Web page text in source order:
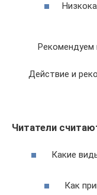
Рекомендуем
Действие и
Читатели
Какие
Как